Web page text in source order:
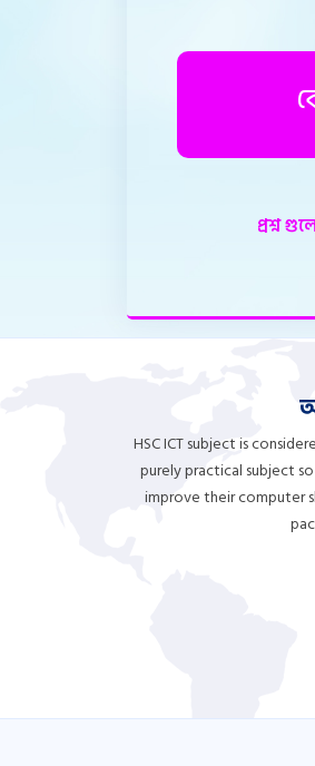
প্রশ্ন
HSC ICT subject is
purely practical subject
improve their computer